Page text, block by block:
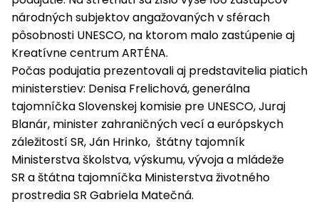
národných subjektov angažovaných v sférach
pôsobnosti UNESCO, na ktorom malo zastúpenie aj
Kreatívne centrum ARTÉNA.
Počas podujatia prezentovali aj predstavitelia piatich
ministerstiev: Denisa Frelichová, generálna
tajomníčka Slovenskej komisie pre UNESCO, Juraj
Blanár, minister zahraničných vecí a európskych
záležitostí SR, Ján Hrinko, štátny tajomník
Ministerstva školstva, výskumu, vývoja a mládeže
SR a štátna tajomníčka Ministerstva životného
prostredia SR Gabriela Matečná.